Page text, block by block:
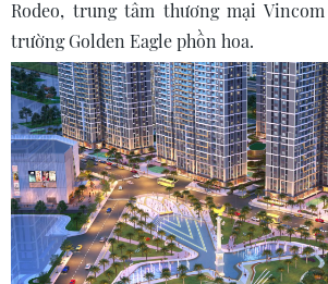
Rodeo, trung tâm thương mại
trường Golden Eagle phồn hoa.